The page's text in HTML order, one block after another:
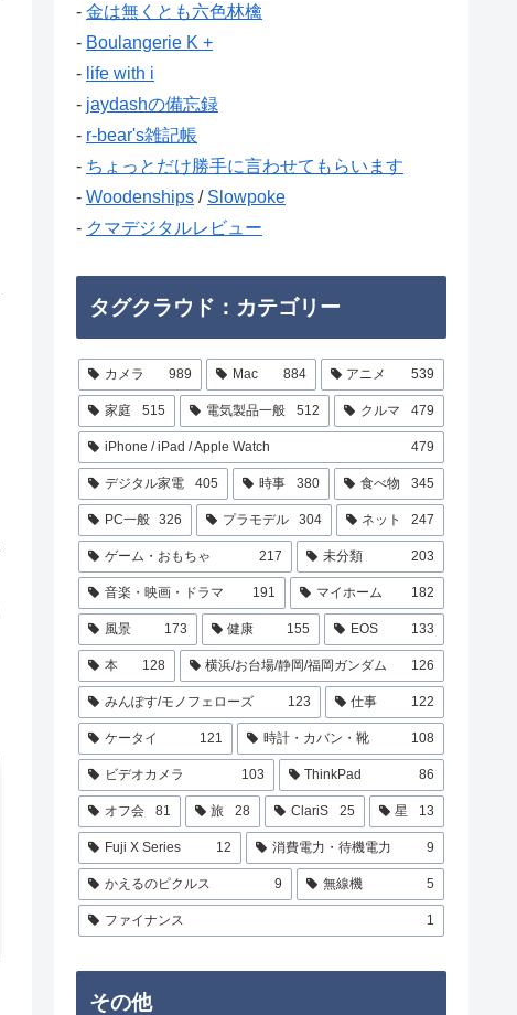
- 金は無くとも六色林檎
- Boulangerie K +
- life with i
- jaydashの備忘録
- r-bear's雑記帳
- ちょっとだけ勝手に言わせてもらいます
- Woodenships / Slowpoke
- クマデジタルレビュー
タグクラウド：カテゴリー
カメラ 989 Mac 884 アニメ 539
家庭 515 電気製品一般 512 クルマ 479
iPhone / iPad / Apple Watch 479
デジタル家電 405 時事 380 食べ物 345
PC一般 326 プラモデル 304 ネット 247
ゲーム・おもちゃ 217 未分類 203
音楽・映画・ドラマ 191 マイホーム 182
風景 173 健康 155 EOS 133
本 128 横浜/お台場/静岡/福岡ガンダム 126
みんぽす/モノフェローズ 123 仕事 122
ケータイ 121 時計・カバン・靴 108
ビデオカメラ 103 ThinkPad 86
オフ会 81 旅 28 ClariS 25 星 13
Fuji X Series 12 消費電力・待機電力 9
かえるのピクルス 9 無線機 5
ファイナンス 1
その他